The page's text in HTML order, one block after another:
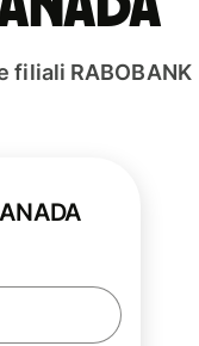
filiali RABOBANK